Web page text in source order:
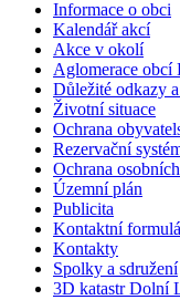
Informace o obci
Kalendář akcí
Akce v okolí
Aglomerace obcí
Důležité odkazy
Životní situace
Ochrana
Rezervační
Ochrana
Územní plán
Publicita
Kontaktní
Kontakty
Spolky a sdružení
3D katastr Dolní